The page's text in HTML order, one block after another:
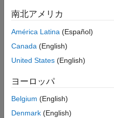
elements
in a
vector
122
solvers
0 likes
南北アメリカ
América Latina (Español)
Canada (English)
United States (English)
ヨーロッパ
Belgium (English)
Denmark (English)